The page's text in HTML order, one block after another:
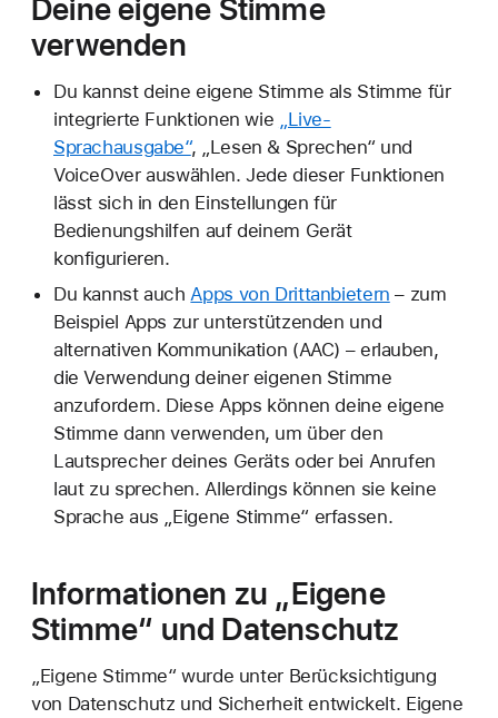
Deine eigene Stimme
verwenden
Du kannst deine eigene Stimme als Stimme für
integrierte Funktionen wie
„Live-
Sprachausgabe“, „Lesen & Sprechen“ und
VoiceOver auswählen. Jede dieser Funktionen
lässt sich in den Einstellungen für
Bedienungshilfen auf deinem Gerät
konfigurieren.
Du kannst auch Apps von Drittanbietern – zum
Beispiel Apps zur unterstützenden und
alternativen Kommunikation (AAC) – erlauben,
die Verwendung deiner eigenen Stimme
anzufordern. Diese Apps können deine eigene
Stimme dann verwenden, um über den
Lautsprecher deines Geräts oder bei Anrufen
laut zu sprechen. Allerdings können sie keine
Sprache aus „Eigene Stimme“ erfassen.
Informationen zu „Eigene
Stimme“ und Datenschutz
„Eigene Stimme“ wurde unter Berücksichtigung
von Datenschutz und Sicherheit entwickelt. Eigene